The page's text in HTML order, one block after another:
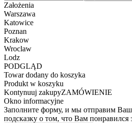
Założenia
Warszawa
Katowice
Poznan
Krakow
Wroclaw
Lodz
PODGLĄD
Towar dodany do koszyka
Produkt w koszyku
Kontynuuj zakupyZAMÓWIENIE
Okno informacyjne
Заполните форму, и мы отправим
подсказку о том, что Вам понравился